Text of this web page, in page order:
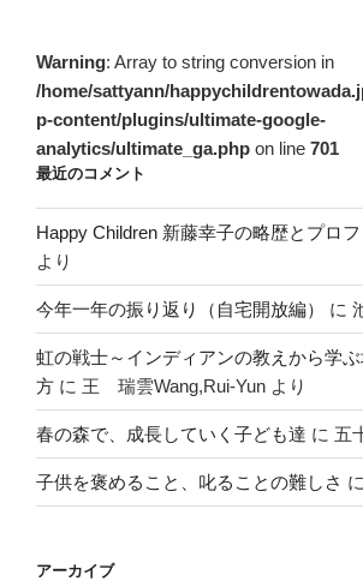
Warning: Array to string conversion in
/home/sattyann/
p-content/plugins/ultimate-google-
analytics/ultimate_ga.php on line 701
最近のコメント
Happy Children 新藤幸子の略歴とプロ
より
今年一年の振り返り（自宅開放編） に
虹の戦士～インディアンの教えから学
方 に 王 瑞雲Wang,Rui-Yun より
春の森で、成長していく子ども達 に 五
子供を褒めること、叱ることの難しさ に
アーカイブ